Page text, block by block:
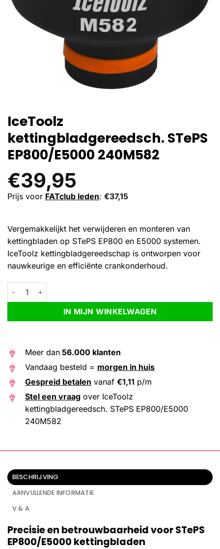
IceToolz
kettingbladgereedsch. STePS
EP800/E5000 240M582
€39,95
Prijs voor FATclub leden: €37,15
Vergemakkelijkt het verwijderen en monteren van
kettingbladen op STePS EP800 en E5000 systemen.
IceToolz kettingbladgereedschap is ontworpen voor
nauwkeurige en efficiënte crankonderhoud.
IceToolz kettingbladgereedsch. STePS EP800/E5000 240M582
IN MIJN WINKELWAGEN
Alternative:
Meer dan 56.000 klanten
Vandaag besteld = morgen in huis
Gespreid betalen vanaf €1,11 p/m
Stel een vraag over IceToolz
kettingbladgereedsch. STePS EP800/E5000
240M582
BESCHRIJVING
AANVULLENDE INFORMATIE
V & A
Precisie en betrouwbaarheid voor STePS
EP800/E5000 kettingbladen